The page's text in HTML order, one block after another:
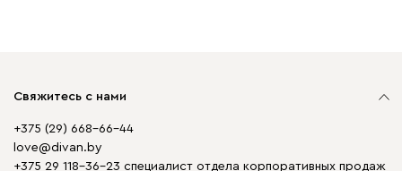
Свяжитесь с нами
+375 (29) 668-66-44
love@divan.by
+375 29 118-36-23 специалист отдела корпоративных продаж